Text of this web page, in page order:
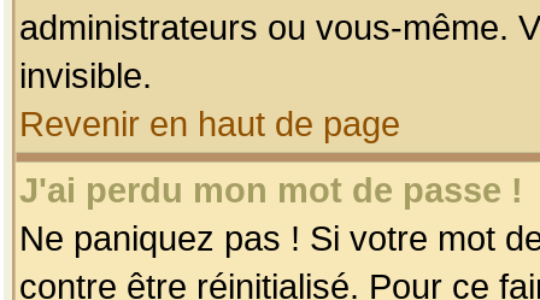
administrateurs ou vous-même.
invisible.
Revenir en haut de page
J'ai perdu mon mot de passe !
Ne paniquez pas ! Si votre mot
contre être réinitialisé. Pour ce